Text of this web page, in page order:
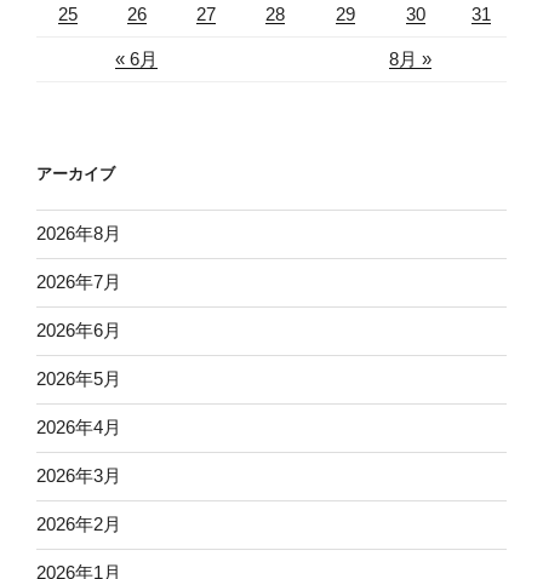
« 6月 8月 »
25 26 27 28 29 30 31
アーカイブ
2026年8月
2026年7月
2026年6月
2026年5月
2026年4月
2026年3月
2026年2月
2026年1月